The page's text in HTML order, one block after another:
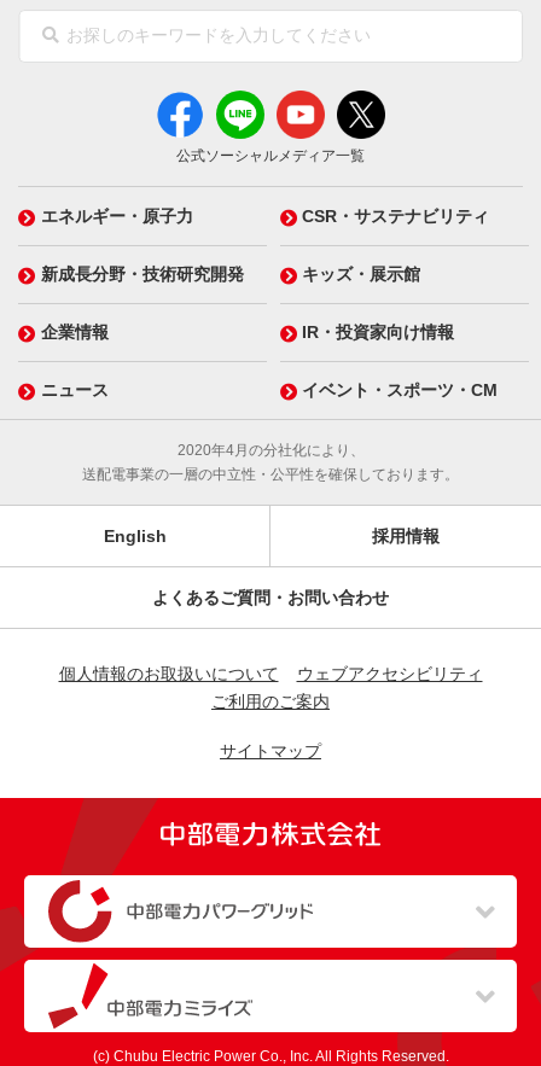
公式ソーシャルメディア一覧
エネルギー・原子力 CSR・サステナビリティ
新成長分野・技術研究開発 キッズ・展示館
企業情報 IR・投資家向け情報
ニュース イベント・スポーツ・CM
2020年4月の分社化により、
送配電事業の一層の中立性・公平性を確保しております。
English 採用情報
よくあるご質問・お問い合わせ
個人情報のお取扱いについて
ウェブアクセシビリティ
ご利用のご案内
サイトマップ
（新しいウィンドウを開きます）
（新しいウィンドウを開きます）
(c) Chubu Electric Power Co., Inc. All Rights Reserved.